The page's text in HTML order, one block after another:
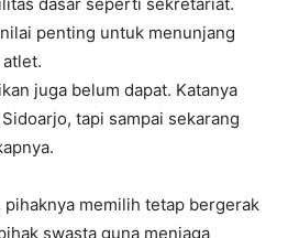
penting untuk menunjang
juga belum dapat. Katanya
tapi sampai sekarang
memilih tetap bergerak
swasta guna menjaga